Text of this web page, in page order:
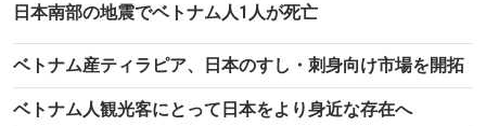
「鋼の筆、忠誠の心」展示 時代を超えるベトナム人ジャーナリ
ストの価値
日本南部の地震でベトナム人1人が死亡
ベトナム産ティラピア、日本のすし・刺身向け市場を開拓
ベトナム人観光客にとって日本をより身近な存在へ